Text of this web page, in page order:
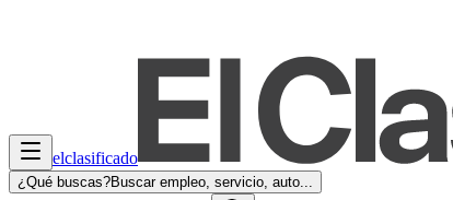
elclasificado
¿Qué buscas?Buscar empleo, servicio, auto...